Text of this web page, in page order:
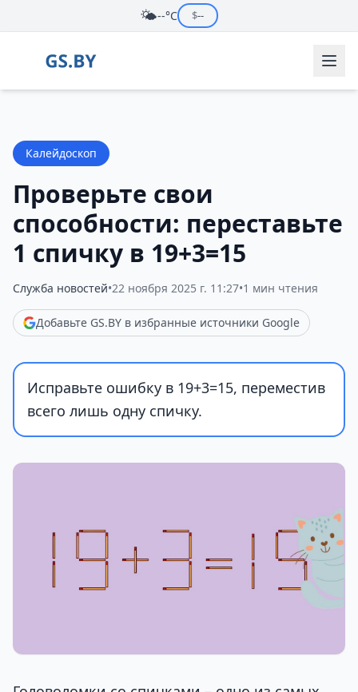
🌤️--°C $--
Калейдоскоп
Проверьте свои
способности: переставьте
1 спичку в 19+3=15
Служба новостей•22 ноября 2025 г. 11:27•1 мин чтения
Добавьте GS.BY в избранные источники Google
Исправьте ошибку в 19+3=15, переместив
всего лишь одну спичку.